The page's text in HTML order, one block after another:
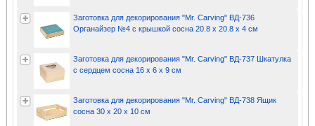
Заготовка для декорирования "Mr. Carving" ВД-736
Органайзер №4 с крышкой сосна 20.8 х 20.8 х 4 см
Заготовка для декорирования "Mr. Carving" ВД-737 Шкатулка
с сердцем сосна 16 х 6 х 9 см
Заготовка для декорирования "Mr. Carving" ВД-738 Ящик
сосна 30 х 20 х 10 см